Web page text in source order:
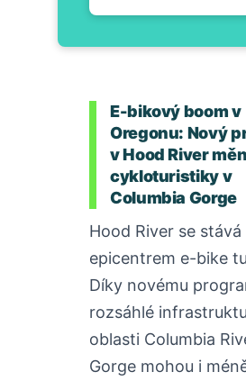
E-bikový boom v
Oregonu: Nový
v Hood River
cykloturistiky v
Columbia Gorge
Hood River se stává
epicentrem e-bike
Díky novému
rozsáhlé
oblasti Columbia
Gorge mohou i